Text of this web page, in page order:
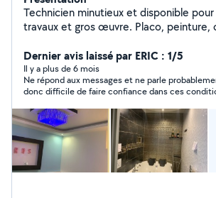
Technicien minutieux et disponible
travaux et gros œuvre. Placo, peinture,
Dernier avis laissé par ERIC : 1/5
Il y a plus de 6 mois
Ne répond aux messages et ne parle
donc difficile de faire confiance dans ces